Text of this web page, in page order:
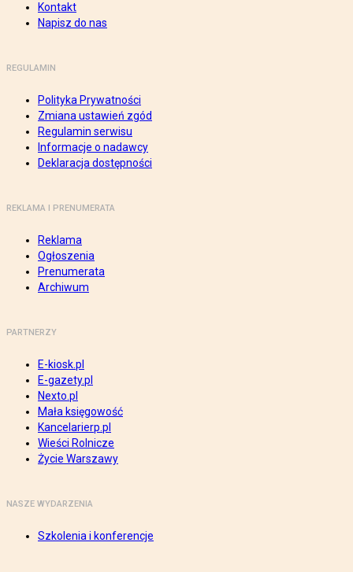
Kontakt
Napisz do nas
REGULAMIN
Polityka Prywatności
Zmiana ustawień zgód
Regulamin serwisu
Informacje o nadawcy
Deklaracja dostępności
REKLAMA I PRENUMERATA
Reklama
Ogłoszenia
Prenumerata
Archiwum
PARTNERZY
E-kiosk.pl
E-gazety.pl
Nexto.pl
Mała księgowość
Kancelarierp.pl
Wieści Rolnicze
Życie Warszawy
NASZE WYDARZENIA
Szkolenia i konferencje